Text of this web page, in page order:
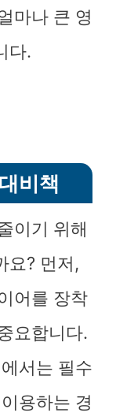
마나 큰 영
다.
비책
이기 위해
요? 먼저,
어를 장착
요합니다.
서는 필수
용하는 경